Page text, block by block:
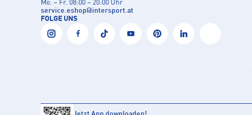
Mo. – Fr. 08:00 – 20:00 Uhr
service.eshop@intersport.at
FOLGE UNS